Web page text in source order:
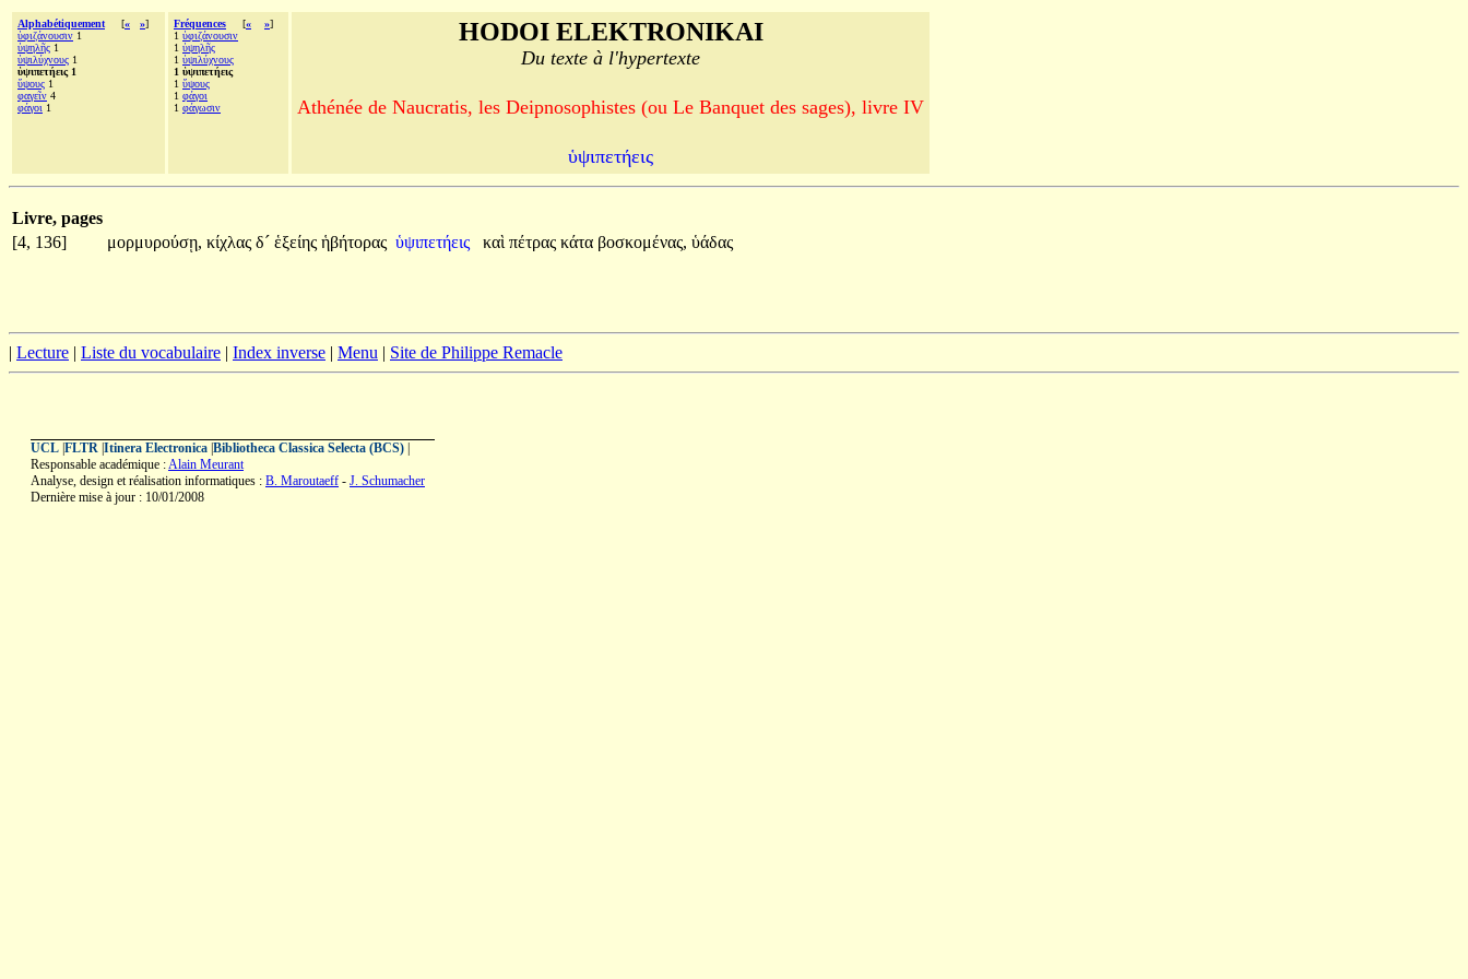
Alphabétiquement [« »]
ὑφιζάνουσιν 1
ὑψηλῆς 1
ὑψιλύχνους 1
ὑψιπετήεις 1
ὕψους 1
φαγεῖν 4
φάγοι 1
Fréquences [« »]
1 ὑφιζάνουσιν
1 ὑψηλῆς
1 ὑψιλύχνους
1 ὑψιπετήεις
1 ὕψους
1 φάγοι
1 φάγωσιν
HODOI ELEKTRONIKAI
Du texte à l'hypertexte
Athénée de Naucratis, les Deipnosophistes (ou Le Banquet des sages), livre IV
ὑψιπετήεις
Livre, pages
[4, 136]
μορμυρούσῃ, κίχλας δ´ ἑξείης ἡβήτορας ὑψιπετήεις καὶ πέτρας κάτα βοσκομένας, ὑάδας
| Lecture | Liste du vocabulaire | Index inverse | Menu | Site de Philippe Remacle
UCL FLTR Itinera Electronica Bibliotheca Classica Selecta (BCS)
Responsable académique :Alain Meurant
Analyse, design et réalisation informatiques : B. Maroutaeff - J. Schumacher
Dernière mise à jour : 10/01/2008